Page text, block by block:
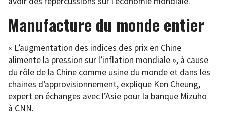
Manufacture du monde entier
« L’augmentation des indices des prix en Chine
alimente la pression sur l’inflation mondiale », à cause
du rôle de la Chine comme usine du monde et dans les
chaines d’approvisionnement, explique Ken Cheung,
expert en échanges avec l’Asie pour la banque Mizuho
à CNN.